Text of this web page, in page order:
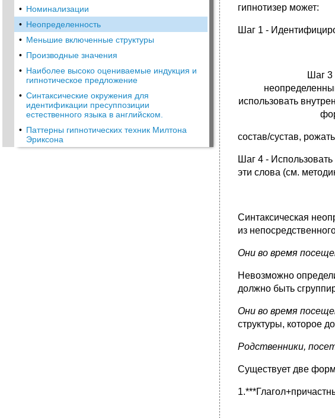
• Номинализации
• Неопределенность
• Меньшие включенные структуры
• Производные значения
• Наиболее высоко оцениваемые индукция и
гипнотическое предложение
• Синтаксические окружения для
идентификации пресуппозиции
естественного языка в английском.
• Паттерны гипнотических техник Милтона
Эриксона
гипнотизер может:
Шаг 1 -
Шаг 3
использовать
состав/сустав,
Шаг 4 -
эти слова (см.
Синтаксическая
из
Они во время
Невозможно
должно быть
Они во время
структуры, которое
Родственники,
Существует две